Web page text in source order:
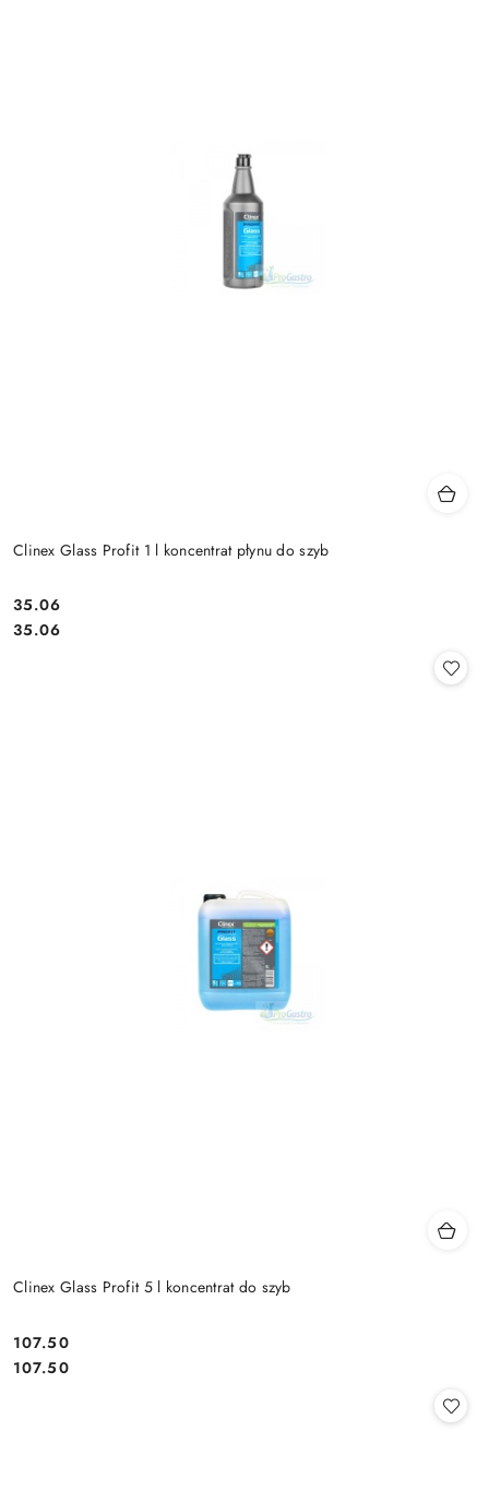
Clinex Glass Profit 1 l koncentrat płynu do szyb
Cena:
35.06
Cena:
35.06
Clinex Glass Profit 5 l koncentrat do szyb
Cena:
107.50
Cena:
107.50